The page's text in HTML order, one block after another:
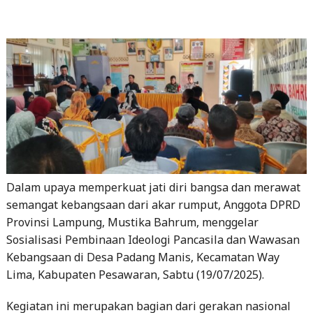
Dalam upaya memperkuat jati diri bangsa dan merawat
semangat kebangsaan dari akar rumput, Anggota DPRD
Provinsi Lampung, Mustika Bahrum, menggelar
Sosialisasi Pembinaan Ideologi Pancasila dan Wawasan
Kebangsaan di Desa Padang Manis, Kecamatan Way
Lima, Kabupaten Pesawaran, Sabtu (19/07/2025).
Kegiatan ini merupakan bagian dari gerakan nasional